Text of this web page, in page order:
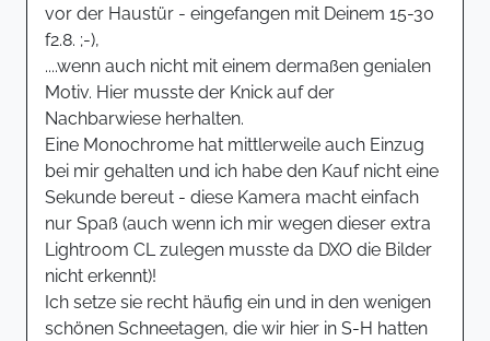
vor der Haustür - eingefangen mit Deinem 15-30
f2.8. ;-),
....wenn auch nicht mit einem dermaßen genialen
Motiv. Hier musste der Knick auf der
Nachbarwiese herhalten.
Eine Monochrome hat mittlerweile auch Einzug
bei mir gehalten und ich habe den Kauf nicht eine
Sekunde bereut - diese Kamera macht einfach
nur Spaß (auch wenn ich mir wegen dieser extra
Lightroom CL zulegen musste da DXO die Bilder
nicht erkennt)!
Ich setze sie recht häufig ein und in den wenigen
schönen Schneetagen, die wir hier in S-H hatten